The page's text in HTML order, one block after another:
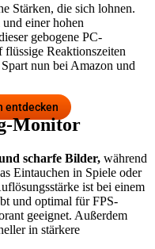
Stärken, die sich lohnen.
einer hohen
gebogene PC-
Reaktionszeiten
nun bei Amazon und
entdecken
Monitor
scharfe Bilder, während
Eintauchen in Spiele oder
ist bei einem
und optimal für FPS-
geeignet. Außerdem
in stärkere